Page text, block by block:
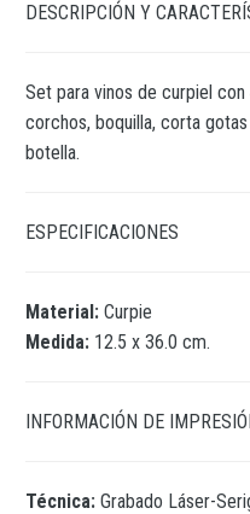
DESCRIPCIÓN Y
Set para vinos de curpiel
corchos, boquilla, corta
botella.
ESPECIFICACIONES
Material: Curpie
Medida: 12.5 x 36.0 cm.
INFORMACIÓN DE
Técnica: Grabado Láser-